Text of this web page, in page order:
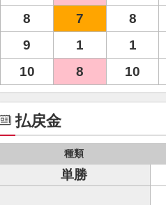
8
7 8
9
1 1
10
8 10
払戻金
種類
単勝